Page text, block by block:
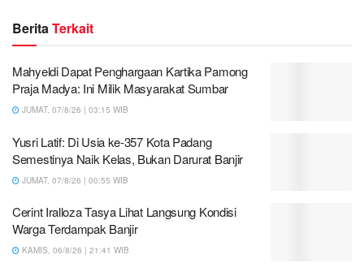
BeritaTerkait
Mahyeldi Dapat Penghargaan Kartika Pamong
Praja Madya: Ini Milik Masyarakat Sumbar
JUMAT, 07/8/26 | 03:15 WIB
Yusri Latif: Di Usia ke-357 Kota Padang
Semestinya Naik Kelas, Bukan Darurat Banjir
JUMAT, 07/8/26 | 00:55 WIB
Cerint Iralloza Tasya Lihat Langsung Kondisi
Warga Terdampak Banjir
KAMIS, 06/8/26 | 21:41 WIB